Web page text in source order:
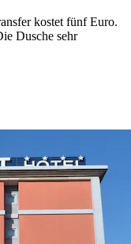
kostet fünf Euro.
Dusche sehr